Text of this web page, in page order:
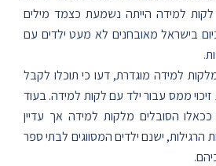
למידה הייתה נשמעת כצמד מילים
בישראל מאובחנים לא מעט ילדים עם
למידה מוגדרת, דעו כי תוכלו לקבל
ממס עבור ילד עם לקות למידה. בעוד
הסובלים מלקות למידה אך עדיין
הרגילות, ישנם ילדים המסווגים לבתי ספר